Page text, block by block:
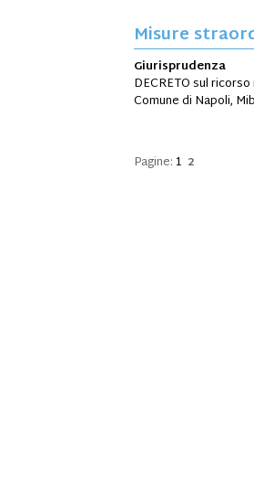
Misure
Giurisprudenza
DECRETO sul
Comune di Napoli,
Pagine: 1 2